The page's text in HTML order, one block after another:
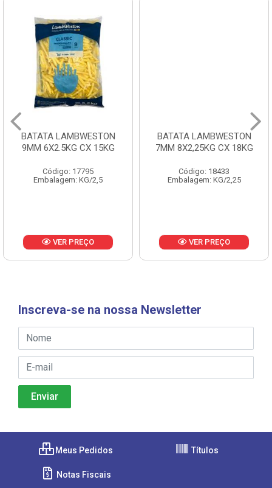
BATATA LAMBWESTON
9MM 6X2.5KG CX 15KG
Código: 17795
Embalagem: KG/2,5
VER PREÇO
BATATA LAMBWESTON
7MM 8X2,25KG CX 18KG
Código: 18433
Embalagem: KG/2,25
VER PREÇO
Inscreva-se na nossa Newsletter
Meus Pedidos Títulos
Notas Fiscais